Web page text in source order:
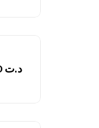
د.ت